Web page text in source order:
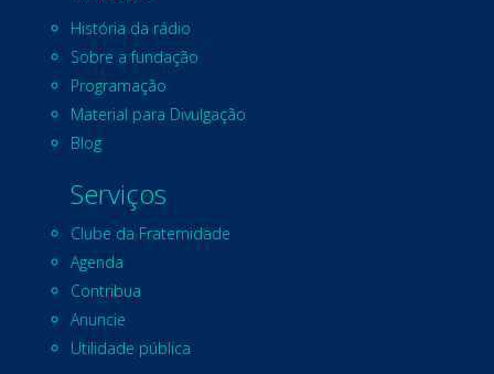
História da rádio
Sobre a fundação
Programação
Material para Divulgação
Blog
Serviços
Clube da Fraternidade
Agenda
Contribua
Anuncie
Utilidade pública